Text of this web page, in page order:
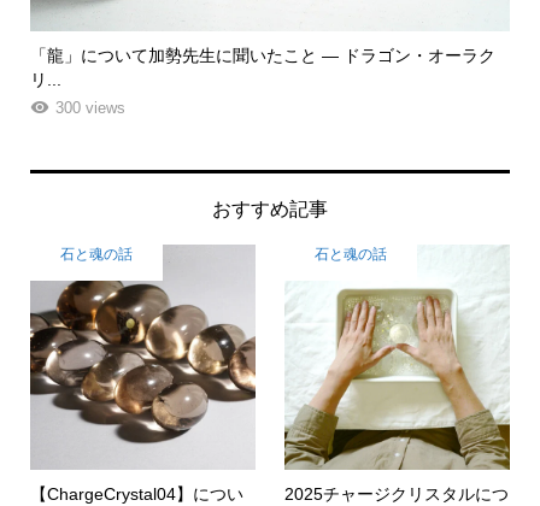
― ドラゴン・オーラク
「飾る」から「使う」へ。鉱物と植物が織
おすすめ記事
石と魂の話
【ChargeCrystal04】につい
石と魂の話
2025チャージクリスタルにつ